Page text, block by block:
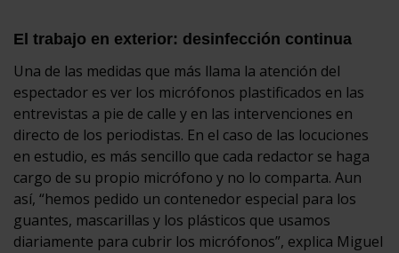
El trabajo en exterior: desinfección continua
Una de las medidas que más llama la atención del
espectador es ver los micrófonos plastificados en las
entrevistas a pie de calle y en las intervenciones en
directo de los periodistas. En el caso de las locuciones
en estudio, es más sencillo que cada redactor se haga
cargo de su propio micrófono y no lo comparta. Aun
así, “hemos pedido un contenedor especial para los
guantes, mascarillas y los plásticos que usamos
diariamente para cubrir los micrófonos”, explica Miguel